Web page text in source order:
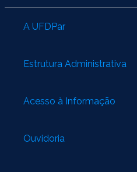
A UFDPar
Estrutura Administrativa
Acesso à Informação
Ouvidoria